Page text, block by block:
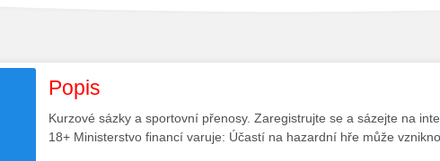
Popis
Kurzové sázky a sportovní přenosy. Zaregistrujte se a sázejte na
18+ Ministerstvo financí varuje: Účastí na hazardní hře může